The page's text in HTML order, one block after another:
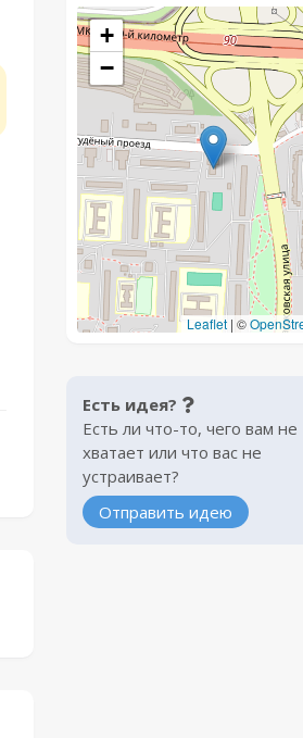
+
−
Leaflet | ©
Есть идея?
Есть ли что-то, чего вам не
хватает или что вас не
устраивает?
Отправить идею